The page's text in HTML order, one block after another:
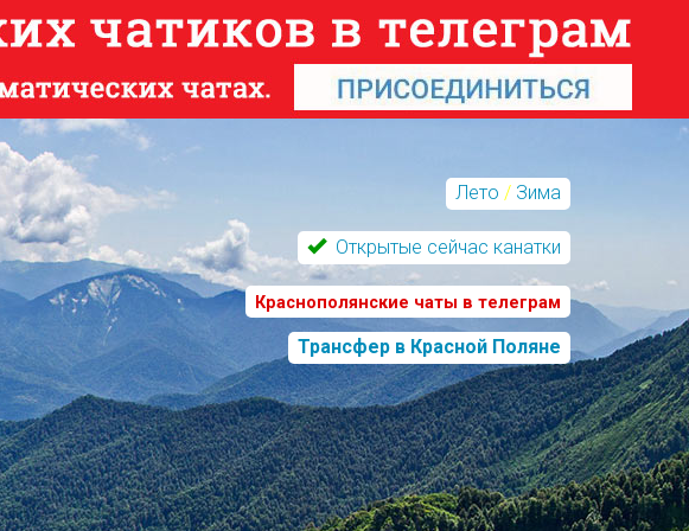
Лето / Зима
Открытые сейчас канатки
Краснополянские чаты в телеграм
Трансфер в Красной Поляне